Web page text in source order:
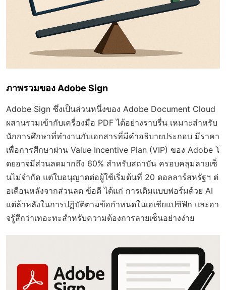
ภาพรวมของ Adobe Sign
Adobe Sign ซึ่งเป็นส่วนหนึ่งของ Adobe Document Cloud
ผสานรวมเข้ากับเครื่องมือ PDF ได้อย่างราบรื่น เหมาะสำหรับ
นักการศึกษาที่ทำงานกับเอกสารที่มีคำอธิบายประกอบ มีราคา
เพื่อการศึกษาผ่าน Value Incentive Plan (VIP) ของ Adobe โ
ดยอาจมีส่วนลดมากถึง 60% สำหรับสถาบัน ครอบคลุมลายเซ็
นไม่จำกัด แต่ใบอนุญาตต่อผู้ใช้เริ่มต้นที่ 20 ดอลลาร์สหรัฐฯ ต่
อเดือนหลังจากส่วนลด ข้อดี ได้แก่ การเติมแบบฟอร์มด้วย AI
แต่ล้าหลังในการปฏิบัติตามข้อกำหนดในเอเชียแปซิฟิก และอา
จรู้สึกว่าเทอะทะสำหรับความต้องการลายเซ็นอย่างง่าย